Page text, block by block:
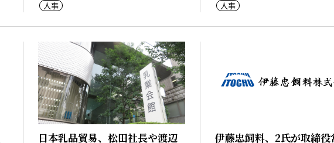
人事
人事
日本乳品貿易、松田社長や渡辺
伊藤忠飼料、2氏が取締役